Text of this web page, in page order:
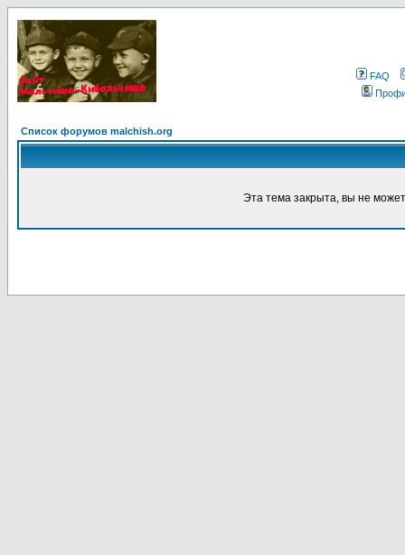
FAQ
Список форумов malchish.org
Эта тема закрыта, вы не